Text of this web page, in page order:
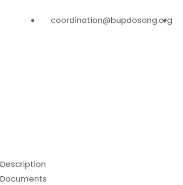
coordination@bupdosong.org
Description
Documents